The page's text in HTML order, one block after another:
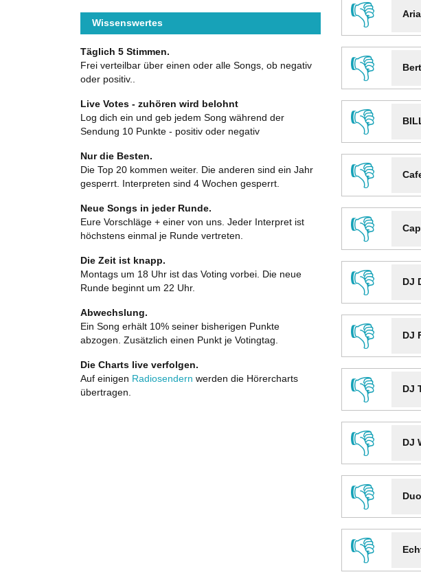
👎
👎
👎
👎
👎
👎
DJ
👎
DJ
👎
DJ
👎
DJ
👎
👎
Wissenswertes
Täglich 5 Stimmen.
Frei verteilbar über einen oder alle Songs, ob negativ
oder positiv..
Live Votes - zuhören wird belohnt
Log dich ein und geb jedem Song während der
Sendung 10 Punkte - positiv oder negativ
Nur die Besten.
Die Top 20 kommen weiter. Die anderen sind ein Jahr
gesperrt. Interpreten sind 4 Wochen gesperrt.
Neue Songs in jeder Runde.
Eure Vorschläge + einer von uns. Jeder Interpret ist
höchstens einmal je Runde vertreten.
Die Zeit ist knapp.
Montags um 18 Uhr ist das Voting vorbei. Die neue
Runde beginnt um 22 Uhr.
Abwechslung.
Ein Song erhält 10% seiner bisherigen Punkte
abzogen. Zusätzlich einen Punkt je Votingtag.
Die Charts live verfolgen.
Auf einigen Radiosendern werden die Hörercharts
übertragen.